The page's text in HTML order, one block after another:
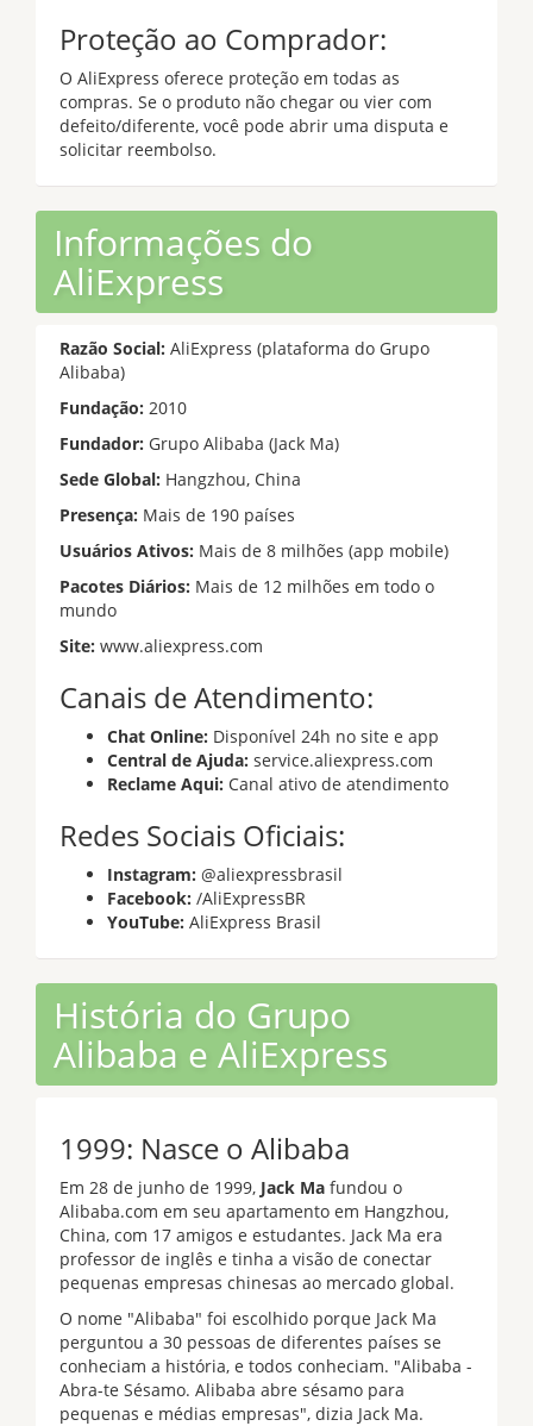
Proteção ao Comprador:
O AliExpress oferece proteção em todas as
compras. Se o produto não chegar ou vier com
defeito/diferente, você pode abrir uma disputa e
solicitar reembolso.
Informações do
AliExpress
Razão Social: AliExpress (plataforma do Grupo
Alibaba)
Fundação: 2010
Fundador: Grupo Alibaba (Jack Ma)
Sede Global: Hangzhou, China
Presença: Mais de 190 países
Usuários Ativos: Mais de 8 milhões (app mobile)
Pacotes Diários: Mais de 12 milhões em todo o
mundo
Site: www.aliexpress.com
Canais de Atendimento:
Chat Online: Disponível 24h no site e app
Central de Ajuda: service.aliexpress.com
Reclame Aqui: Canal ativo de atendimento
Redes Sociais Oficiais:
Instagram: @aliexpressbrasil
Facebook: /AliExpressBR
YouTube: AliExpress Brasil
História do Grupo
Alibaba e AliExpress
1999: Nasce o Alibaba
Em 28 de junho de 1999, Jack Ma fundou o
Alibaba.com em seu apartamento em Hangzhou,
China, com 17 amigos e estudantes. Jack Ma era
professor de inglês e tinha a visão de conectar
pequenas empresas chinesas ao mercado global.
O nome "Alibaba" foi escolhido porque Jack Ma
perguntou a 30 pessoas de diferentes países se
conheciam a história, e todos conheciam. "Alibaba -
Abra-te Sésamo. Alibaba abre sésamo para
pequenas e médias empresas", dizia Jack Ma.